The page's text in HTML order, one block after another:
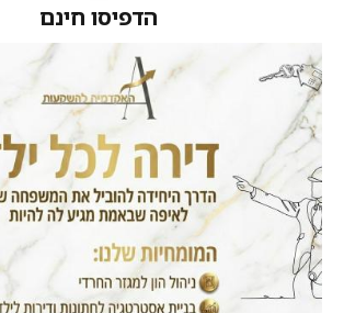
הדפיסו חינם